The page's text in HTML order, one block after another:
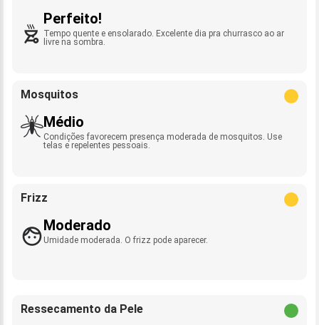
Perfeito!
Tempo quente e ensolarado. Excelente dia pra churrasco ao ar
livre na sombra.
Mosquitos
Médio
Condições favorecem presença moderada de mosquitos. Use
telas e repelentes pessoais.
Frizz
Moderado
Umidade moderada. O frizz pode aparecer.
Ressecamento da Pele